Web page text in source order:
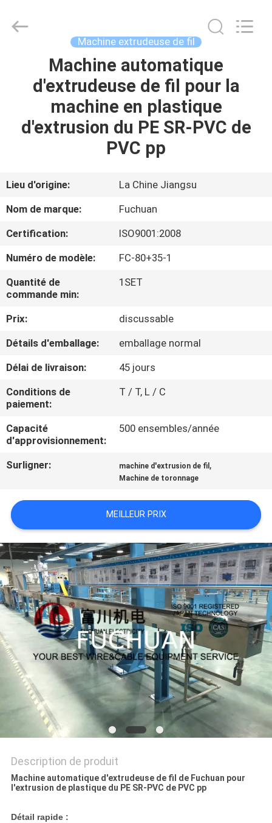
ACCUEIL
PRODUITS
LE
SPECTACLE
À
PROPOS
DE
NOUS
VISITE
DE
L'USINE
CONTRÔLE
QUALITÉ
CONTACTEZ-
NOUS
NOUVELLES
LES
AFFAIRES
PLAN
DU
SITE
PRIVACY
POLICY
Electrical
Machine extrudeuse de fil
Machine automatique
d'extrudeuse de fil pour la
machine en plastique
d'extrusion du PE SR-PVC de
PVC pp
Lieu d'origine:
La Chine Jiangsu
Nom de marque:
Fuchuan
Certification:
ISO9001:2008
Numéro de modèle:
FC-80+35-1
Quantité de
commande min:
1SET
Prix:
discussable
Détails d'emballage:
emballage normal
Délai de livraison:
45 jours
Conditions de
paiement:
T / T, L / C
Capacité
d'approvisionnement:
500 ensembles/année
Surligner: machine d'extrusion de fil ,
Machine de toronnage
MEILLEUR PRIX
Description de produit
Machine automatique d'extrudeuse de fil de Fuchuan pour
l'extrusion de plastique du PE SR-PVC de PVC pp
Détail rapide :